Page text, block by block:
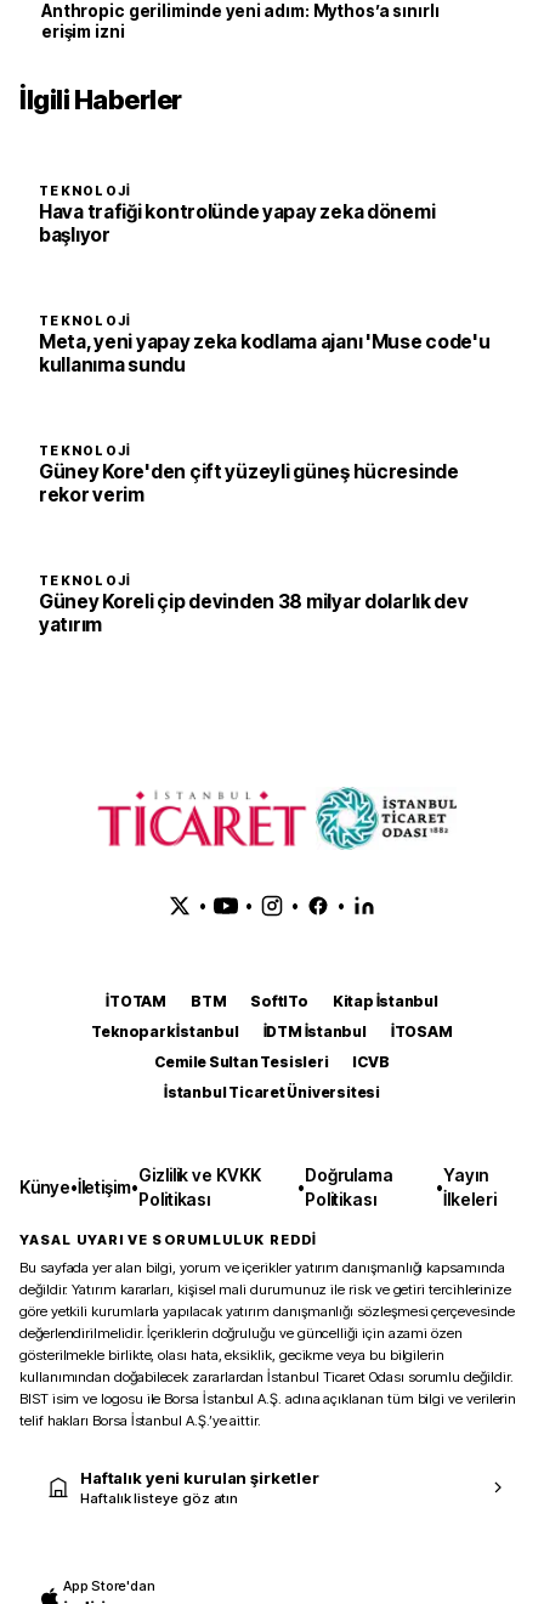
Anthropic geriliminde yeni adım: Mythos’a sınırlı
erişim izni
İlgili Haberler
TEKNOLOJI
Hava trafiği kontrolünde yapay zeka dönemi
başlıyor
TEKNOLOJI
Meta, yeni yapay zeka kodlama ajanı 'Muse code'u
kullanıma sundu
TEKNOLOJI
Güney Kore'den çift yüzeyli güneş hücresinde
rekor verim
TEKNOLOJI
Güney Koreli çip devinden 38 milyar dolarlık dev
yatırım
• • • •
İTOTAM BTM SoftITo
Kitap İstanbul
Teknopark İstanbul
İDTM İstanbul
İTOSAM
Cemile Sultan Tesisleri
ICVB
İstanbul Ticaret Üniversitesi
Künye•İletişim•
Gizlilik ve KVKK
Politikası
•
Doğrulama
Politikası
•
Yayın
İlkeleri
YASAL UYARI VE SORUMLULUK REDDİ
Bu sayfada yer alan bilgi, yorum ve içerikler yatırım danışmanlığı kapsamında
değildir. Yatırım kararları, kişisel mali durumunuz ile risk ve getiri tercihlerinize
göre yetkili kurumlarla yapılacak yatırım danışmanlığı sözleşmesi çerçevesinde
değerlendirilmelidir. İçeriklerin doğruluğu ve güncelliği için azami özen
gösterilmekle birlikte, olası hata, eksiklik, gecikme veya bu bilgilerin
kullanımından doğabilecek zararlardan İstanbul Ticaret Odası sorumlu değildir.
BIST isim ve logosu ile Borsa İstanbul A.Ş. adına açıklanan tüm bilgi ve verilerin
telif hakları Borsa İstanbul A.Ş.’ye aittir.
Haftalık yeni kurulan şirketler
Haftalık listeye göz atın
App Store'dan